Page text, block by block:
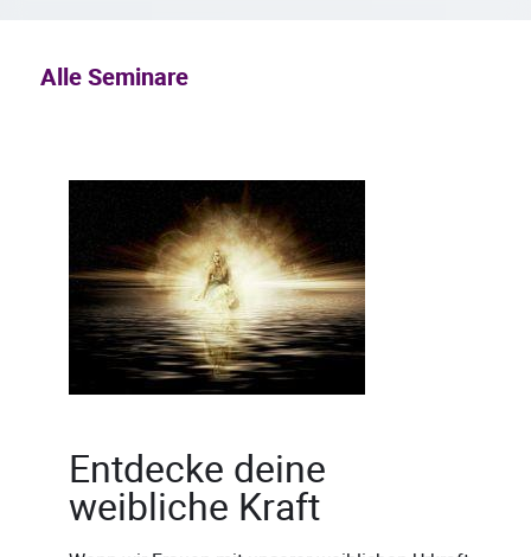
Alle Seminare
Entdecke deine
weibliche Kraft